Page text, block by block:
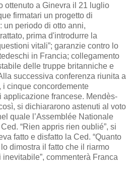
ottenuto a Ginevra il 21 luglio
firmatari un progetto di
un periodo di otto anni,
prima d'introdurre la
vitali”; garanzie contro lo
in Francia; collegamento
delle truppe britanniche e
successiva conferenza riunita a
i cinque concordemente
applicazione francese. Mendès-
si dichiararono astenuti al voto
quale l’Assemblée Nationale
“Rien appris rien oublié”, si
fatto e disfatto la Ced. “Quanto
dimostra il fatto che il riarmo
commenterà Franca